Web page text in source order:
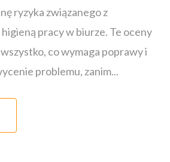
ryzyka związanego z
pracy w biurze. Te oceny
co wymaga poprawy i
problemu, zanim...